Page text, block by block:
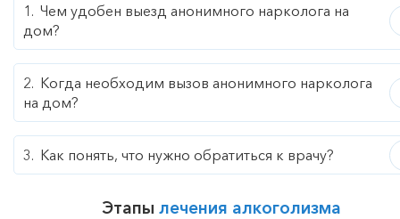
Чем удобен выезд анонимного нарколога на
дом?
Когда необходим вызов анонимного нарколога
на дом?
Как понять, что нужно обратиться к врачу?
Этапы лечения алкоголизма